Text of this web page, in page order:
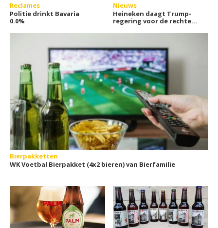
Reclames
Politie drinkt Bavaria
0.0%
Nieuws
Heineken daagt Trump-
regering voor de rechter
Bierpakketten
WK Voetbal Bierpakket (4x2 bieren) van Bierfamilie